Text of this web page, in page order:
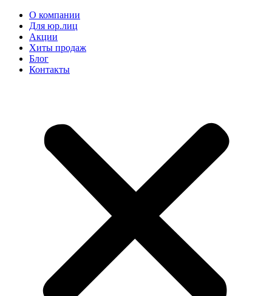
О компании
Для юр.лиц
Акции
Хиты продаж
Блог
Контакты